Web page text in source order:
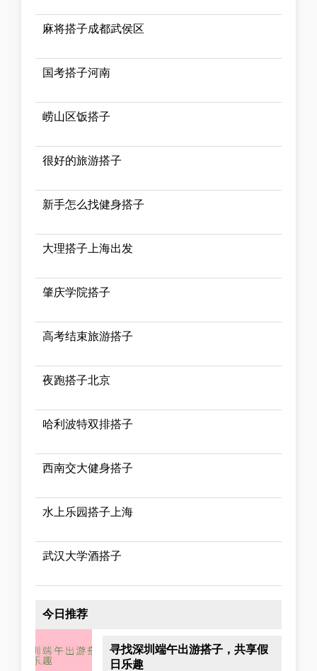
麻将搭子成都武侯区
国考搭子河南
崂山区饭搭子
很好的旅游搭子
新手怎么找健身搭子
大理搭子上海出发
肇庆学院搭子
高考结束旅游搭子
夜跑搭子北京
哈利波特双排搭子
西南交大健身搭子
水上乐园搭子上海
武汉大学酒搭子
今日推荐
寻找深圳端午出游搭子，共享假
日乐趣